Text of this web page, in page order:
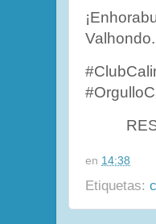
en 14:38
Etiquetas: